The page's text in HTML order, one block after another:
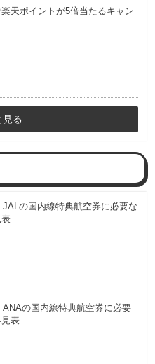
天ポイントが5倍当たるキャン
見る
JALの国内線特典航空券に必要な
ANAの国内線特典航空券に必要
表